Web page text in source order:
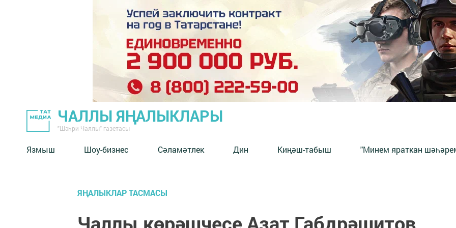
ЧАЛЛЫ ЯҢАЛЫКЛАРЫ
"Шәһри Чаллы" газетасы
Язмыш Шоу-бизнес Сәламәтлек Дин Киңәш-табыш "Минем яраткан
ЯҢАЛЫКЛАР ТАСМАСЫ
Чаллы көрәшчесе Азат Габдрәшитов